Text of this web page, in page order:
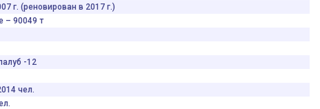
г. (реновирован в 2017 г.)
– 90049 т
-12
чел.